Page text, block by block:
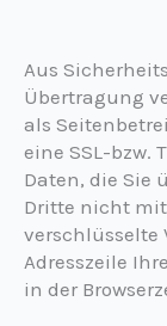
Aus
Übertragung
als
eine SSL-bzw.
Daten, die Sie
Dritte nicht
verschlüsselte
Adresszeile
in der